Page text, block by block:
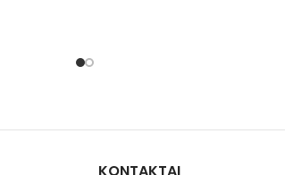
KONTAKTAI